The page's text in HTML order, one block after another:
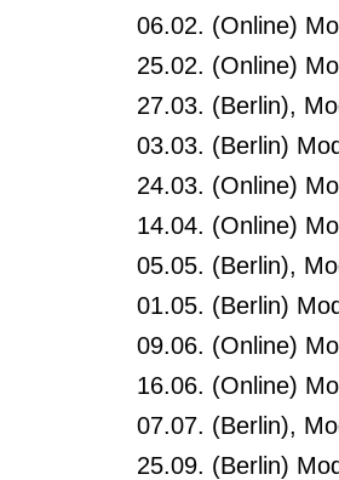
06.02. (Online)
25.02. (Online)
27.03. (Berlin),
03.03. (Berlin)
24.03. (Online)
14.04. (Online)
05.05. (Berlin),
01.05. (Berlin)
09.06. (Online)
16.06. (Online)
07.07. (Berlin),
25.09. (Berlin)